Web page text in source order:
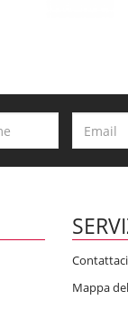
Contattaci
Mappa